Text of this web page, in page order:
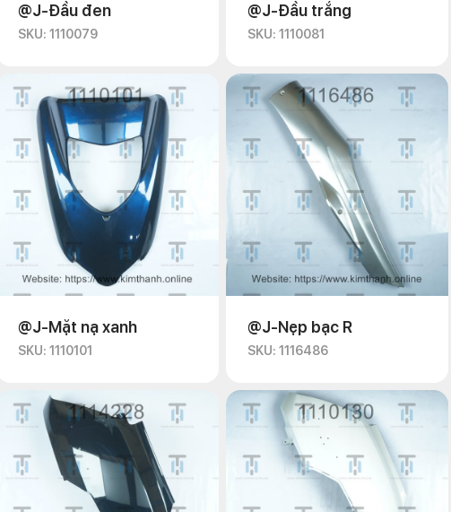
@J-Đầu đen
SKU: 1110079
@J-Đầu trắng
SKU: 1110081
@J-Mặt nạ xanh
SKU: 1110101
@J-Nẹp bạc R
SKU: 1116486